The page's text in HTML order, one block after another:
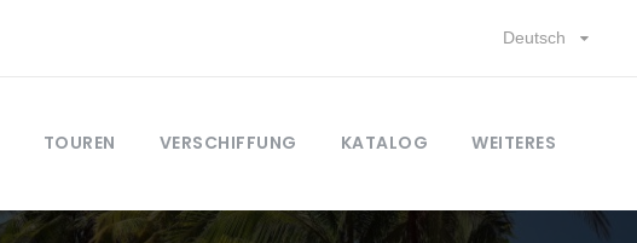
Deutsch
TOUREN VERSCHIFFUNG KATALOG WEITERES